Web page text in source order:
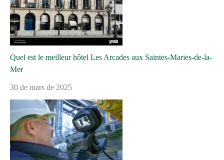
Quel est le meilleur hôtel Les Arcades aux Saintes-Maries-de-la-
Mer
30 de mars de 2025